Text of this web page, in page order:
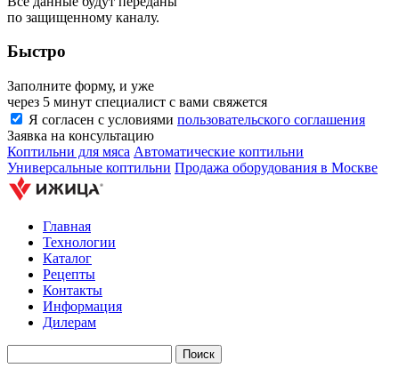
по защищенному каналу.
Быстро
Заполните форму, и уже
через 5 минут специалист с вами свяжется
Я согласен с условиями пользовательского соглашения
Заявка на консультацию
Коптильни для мяса Автоматические коптильни
Универсальные коптильни Продажа оборудования в Москве
Главная
Технологии
Каталог
Рецепты
Контакты
Информация
Дилерам